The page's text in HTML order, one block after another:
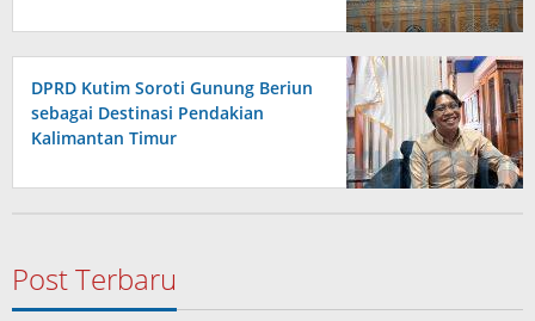
DPRD Kutim Soroti Gunung Beriun
sebagai Destinasi Pendakian
Kalimantan Timur
Post Terbaru